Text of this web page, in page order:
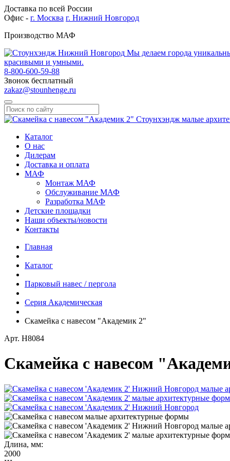
Доставка по всей России
Офис - г. Москва г. Нижний Новгород
Производство МАФ
Мы делаем города
красивыми и умными.
8-800-600-59-88
Звонок бесплатный
zakaz@stounhenge.ru
Каталог
О нас
Дилерам
Доставка и оплата
МАФ
Монтаж МАФ
Обслуживание МАФ
Разработка МАФ
Детские площадки
Наши объекты/новости
Контакты
Главная
Каталог
Парковый навес / пергола
Серия Академическая
Скамейка с навесом "Академик 2"
Арт. Н8084
Скамейка с навесом
Длина, мм:
2000